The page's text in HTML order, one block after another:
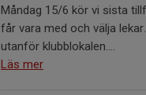
Måndag 15/6 kör vi sista
får vara med och välja lekar.
utanför klubblokalen....
Läs mer